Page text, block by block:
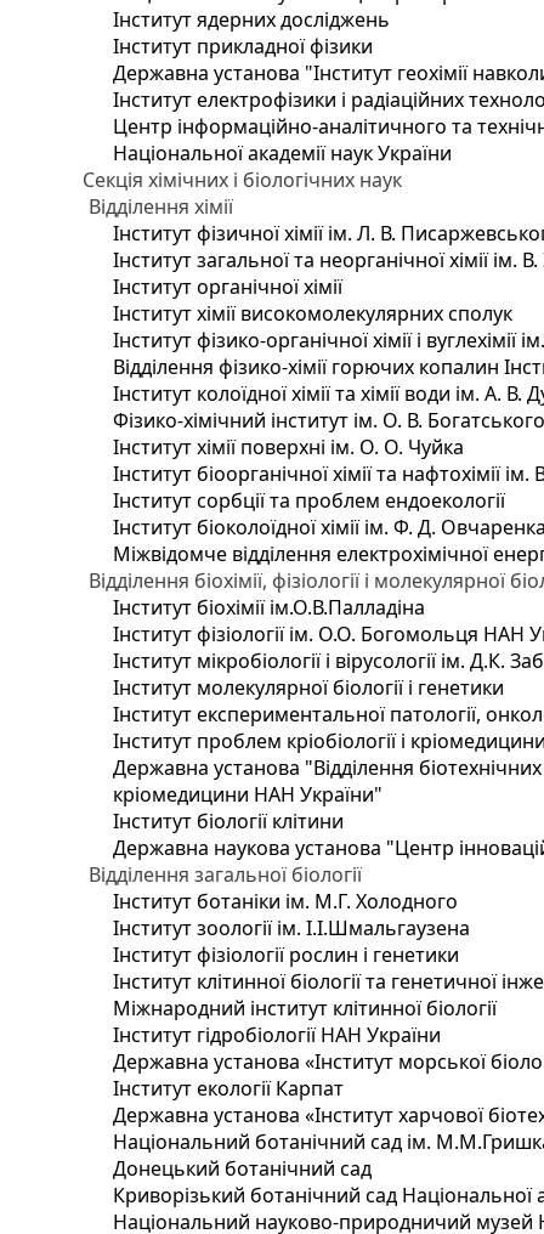
Інститут ядерних досліджень
Інститут прикладної фізики
Державна установа "Інститут геохімії
Інститут електрофізики і радіаційних
Центр інформаційно-аналітичного та
Національної академії наук України
Секція хімічних і біологічних наук
Відділення хімії
Інститут фізичної хімії ім. Л. В.
Інститут загальної та неорганічної хімії ім.
Інститут органічної хімії
Інститут хімії високомолекулярних сполук
Інститут фізико-органічної хімії і
Відділення фізико-хімії горючих копалин
Інститут колоїдної хімії та хімії води ім. А.
Фізико-хімічний інститут ім. О. В.
Інститут хімії поверхні ім. О. О. Чуйка
Інститут біоорганічної хімії та нафтохімії
Інститут сорбції та проблем ендоекології
Інститут біоколоїдної хімії ім. Ф. Д.
Міжвідомче відділення електрохімічної
Відділення біохімії, фізіології і молекулярної
Інститут біохімії ім.О.В.Палладіна
Інститут фізіології ім. О.О. Богомольця НАН
Інститут мікробіології і вірусології ім. Д.К.
Інститут молекулярної біології і генетики
Інститут експериментальної патології,
Інститут проблем кріобіології і
Державна установа "Відділення
кріомедицини НАН України"
Інститут біології клітини
Державна наукова установа "Центр
Відділення загальної біології
Інститут ботаніки ім. М.Г. Холодного
Інститут зоології ім. І.І.Шмальгаузена
Інститут фізіології рослин і генетики
Інститут клітинної біології та генетичної
Міжнародний інститут клітинної біології
Інститут гідробіології НАН України
Державна установа «Інститут морської
Інститут екології Карпат
Державна установа «Інститут харчової
Національний ботанічний сад ім.
Донецький ботанічний сад
Криворізький ботанічний сад Національної
Національний науково-природничий музей